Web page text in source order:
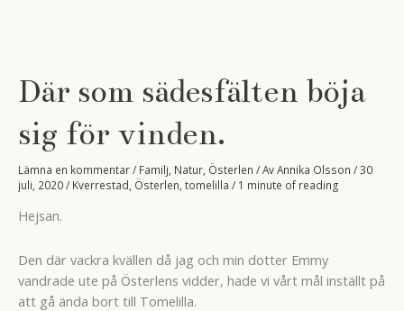
Där som sädesfälten böja
sig för vinden.
Lämna en kommentar/ Familj Natur Österlen / AvAnnika Olsson /30
juli, 2020/ Kverrestad Österlen tomelilla / 1 minute of reading
Hejsan.
Den där vackra kvällen då jag och min dotter Emmy
vandrade ute på Österlens vidder, hade vi vårt mål inställt på
att gå ända bort till Tomelilla.